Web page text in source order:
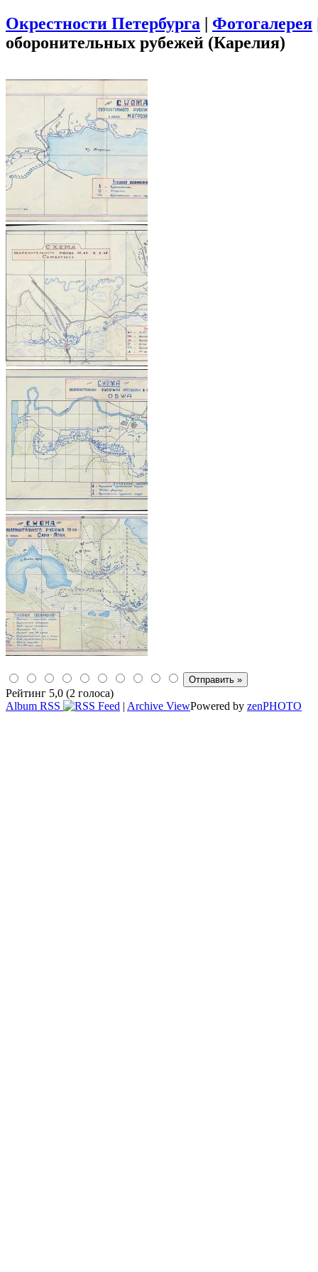
Окрестности Петербурга | Фотогалерея
оборонительных рубежей (Карелия)
Рейтинг 5,0 (2 голоса)
Album RSS
| Archive ViewPowered by zenPHOTO